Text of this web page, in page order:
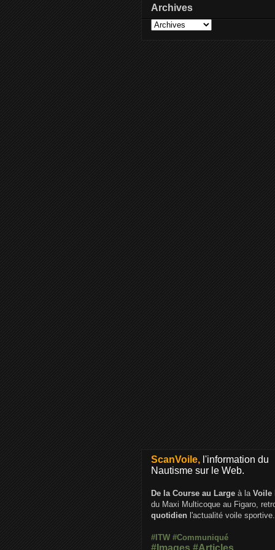
Archives
ScanVoile, l'information du
Nautisme sur le Web.
De la Course au Large à la Voile
du Maxi Multicoque au Figaro,
quotidien l'actualité voile sportive.
#ITW #Communiqué
#Images #Articles